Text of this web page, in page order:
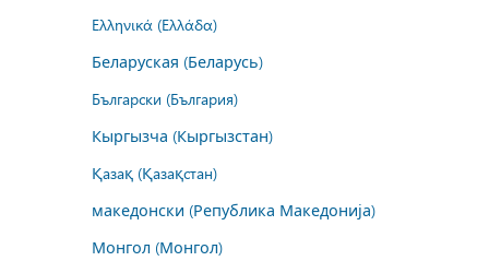
Ελληνικά (Ελλάδα)
Беларуская (Беларусь)
Български (България)
Кыргызча (Кыргызстан)
Қазақ (Қазақстан)
македонски (Република Македонија)
Монгол (Монгол)